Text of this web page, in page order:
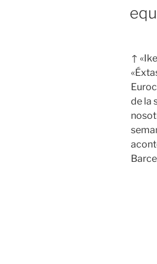
↑
de la